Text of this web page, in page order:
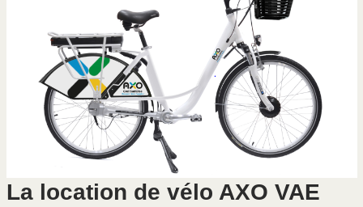
La location de vélo AXO VAE